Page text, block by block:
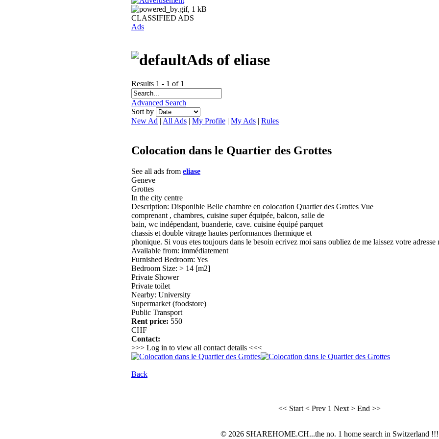
CLASSIFIED ADS
Ads
Ads of eliase
Results 1 - 1 of 1
Advanced Search
Sort by
New Ad | All Ads | My Profile | My Ads | Rules
Colocation dans le Quartier des Grottes
See all ads from eliase
Geneve
Grottes
In the city centre
Description: Disponible Belle chambre en colocation Quartier des Grottes Vue
comprenant , chambres, cuisine super équipée, balcon, salle de
bain, wc indépendant, buanderie, cave. cuisine équipé parquet
chassis et double vitrage hautes performances thermique et
phonique. Si vous etes toujours dans le besoin ecrivez moi sans oubliez de me laissez votre adresse
Available from: immédiatement
Furnished Bedroom: Yes
Bedroom Size: > 14 [m2]
Private Shower
Private toilet
Nearby: University
Supermarket (foodstore)
Public Transport
Rent price: 550
CHF
Contact:
>>> Log in to view all contact details <<<
Back
<< Start < Prev 1 Next > End >>
© 2026 SHAREHOME.CH...the no. 1 home search in Switzerland !!!